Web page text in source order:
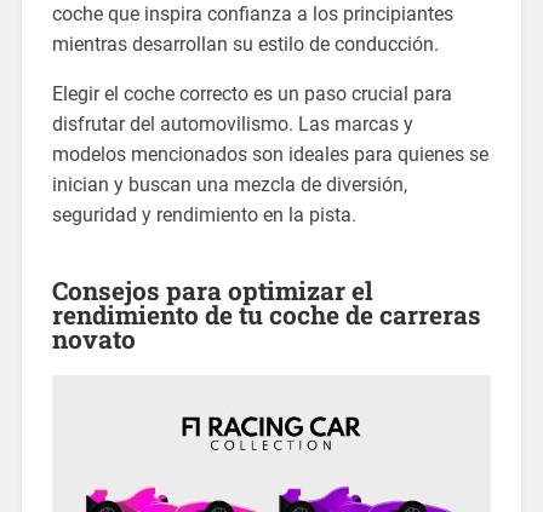
coche que inspira confianza a los principiantes
mientras desarrollan su estilo de conducción.
Elegir el coche correcto es un paso crucial para
disfrutar del automovilismo. Las marcas y
modelos mencionados son ideales para quienes se
inician y buscan una mezcla de diversión,
seguridad y rendimiento en la pista.
Consejos para optimizar el
rendimiento de tu coche de carreras
novato